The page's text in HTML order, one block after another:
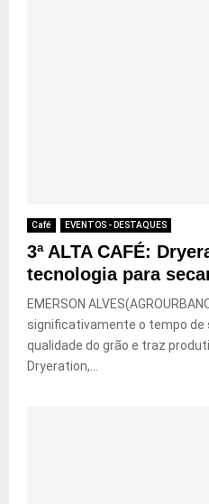
Café EVENTOS - DESTAQUES
3ª ALTA CAFÉ:
tecnologia para
EMERSON
significativamente o tempo
qualidade do grão e traz
Dryeration,...